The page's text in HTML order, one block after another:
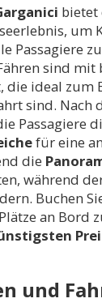
bietet
um
Passagiere zu
sind mit
die ideal zum
sind. Nach
Passagiere
für eine
die
während
Buchen
an Bord
und